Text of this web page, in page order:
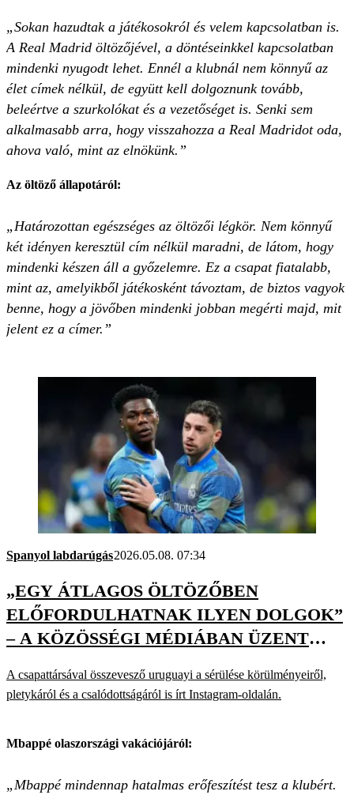
„Sokan hazudtak a játékosokról és velem kapcsolatban is.
A Real Madrid öltözőjével, a döntéseinkkel kapcsolatban
mindenki nyugodt lehet. Ennél a klubnál nem könnyű az
élet címek nélkül, de együtt kell dolgoznunk tovább,
beleértve a szurkolókat és a vezetőséget is. Senki sem
alkalmasabb arra, hogy visszahozza a Real Madridot oda,
ahova való, mint az elnökünk.”
Az öltöző állapotáról:
„Határozottan egészséges az öltözői légkör. Nem könnyű
két idényen keresztül cím nélkül maradni, de látom, hogy
mindenki készen áll a győzelemre. Ez a csapat fiatalabb,
mint az, amelyikből játékosként távoztam, de biztos vagyok
benne, hogy a jövőben mindenki jobban megérti majd, mit
jelent ez a címer.”
Spanyol labdarúgás2026.05.08. 07:34
„EGY ÁTLAGOS ÖLTÖZŐBEN
ELŐFORDULHATNAK ILYEN DOLGOK”
– A KÖZÖSSÉGI MÉDIÁBAN ÜZENT
A csapattársával összevesző uruguayi a sérülése körülményeiről,
pletykáról és a csalódottságáról is írt Instagram-oldalán.
Mbappé olaszországi vakációjáról:
„Mbappé mindennap hatalmas erőfeszítést tesz a klubért.